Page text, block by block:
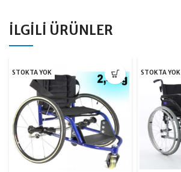
İLGILI ÜRÜNLER
STOKTA YOK STOKTA YOK